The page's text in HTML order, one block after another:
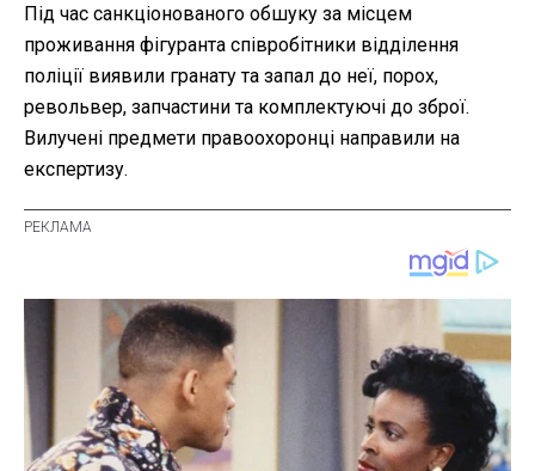
Під час санкціонованого обшуку за місцем
проживання фігуранта співробітники відділення
поліції виявили гранату та запал до неї, порох,
револьвер, запчастини та комплектуючі до зброї.
Вилучені предмети правоохоронці направили на
експертизу.